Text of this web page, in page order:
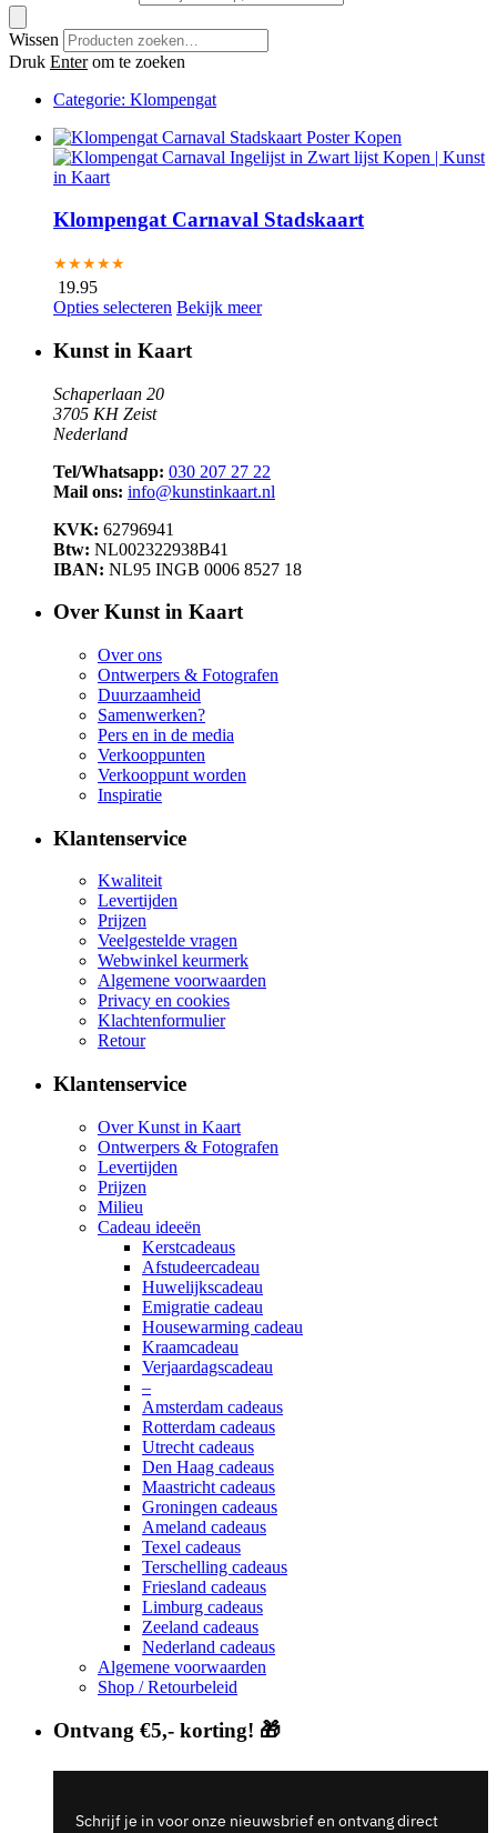
Wissen
Druk Enterom te zoeken
Categorie: Klompengat
Klompengat Carnaval Stadskaart
★★★★★
19.95
Opties selecteren Bekijk meer
Kunst in Kaart
Schaperlaan 20
3705 KH Zeist
Nederland
Tel/Whatsapp: 030 207 27 22
Mail ons: info@kunstinkaart.nl
KVK: 62796941
Btw: NL002322938B41
IBAN: NL95 INGB 0006 8527 18
Over Kunst in Kaart
Over ons
Ontwerpers & Fotografen
Duurzaamheid
Samenwerken?
Pers en in de media
Verkooppunten
Verkooppunt worden
Inspiratie
Klantenservice
Kwaliteit
Levertijden
Prijzen
Veelgestelde vragen
Webwinkel keurmerk
Algemene voorwaarden
Privacy en cookies
Klachtenformulier
Retour
Klantenservice
Over Kunst in Kaart
Ontwerpers & Fotografen
Levertijden
Prijzen
Milieu
Cadeau ideeën
Kerstcadeaus
Afstudeercadeau
Huwelijkscadeau
Emigratie cadeau
Housewarming cadeau
Kraamcadeau
Verjaardagscadeau
–
Amsterdam cadeaus
Rotterdam cadeaus
Utrecht cadeaus
Den Haag cadeaus
Maastricht cadeaus
Groningen cadeaus
Ameland cadeaus
Texel cadeaus
Terschelling cadeaus
Friesland cadeaus
Limburg cadeaus
Zeeland cadeaus
Nederland cadeaus
Algemene voorwaarden
Shop / Retourbeleid
Ontvang €5,- korting! 🎁
Schrijf je in voor onze nieuwsbrief en ontvang direct